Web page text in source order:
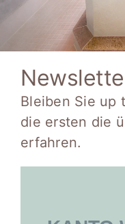
Bleiben Sie up
die ersten die
erfahren.